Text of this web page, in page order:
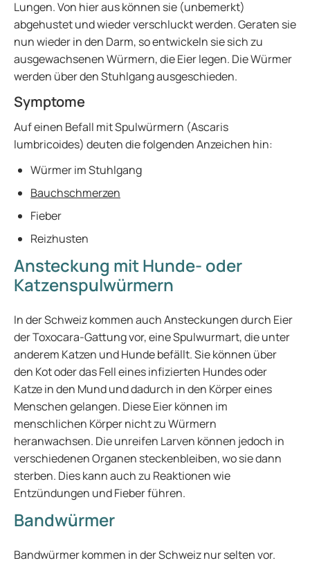
Lungen. Von hier aus können sie (unbemerkt)
abgehustet und wieder verschluckt werden. Geraten sie
nun wieder in den Darm, so entwickeln sie sich zu
ausgewachsenen Würmern, die Eier legen. Die Würmer
werden über den Stuhlgang ausgeschieden.
Symptome
Auf einen Befall mit Spulwürmern (Ascaris
lumbricoides) deuten die folgenden Anzeichen hin:
Würmer im Stuhlgang
Bauchschmerzen
Fieber
Reizhusten
Ansteckung mit Hunde- oder
Katzenspulwürmern
In der Schweiz kommen auch Ansteckungen durch Eier
der Toxocara-Gattung vor, eine Spulwurmart, die unter
anderem Katzen und Hunde befällt. Sie können über
den Kot oder das Fell eines infizierten Hundes oder
Katze in den Mund und dadurch in den Körper eines
Menschen gelangen. Diese Eier können im
menschlichen Körper nicht zu Würmern
heranwachsen. Die unreifen Larven können jedoch in
verschiedenen Organen steckenbleiben, wo sie dann
sterben. Dies kann auch zu Reaktionen wie
Entzündungen und Fieber führen.
Bandwürmer
Bandwürmer kommen in der Schweiz nur selten vor.